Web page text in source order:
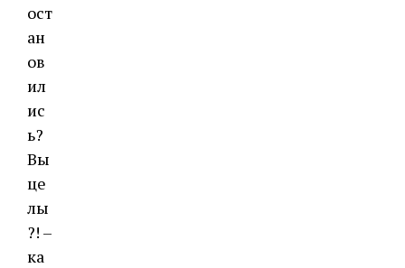
ост
ан
ов
ил
ис
ь?
Вы
це
лы
?! –
ка